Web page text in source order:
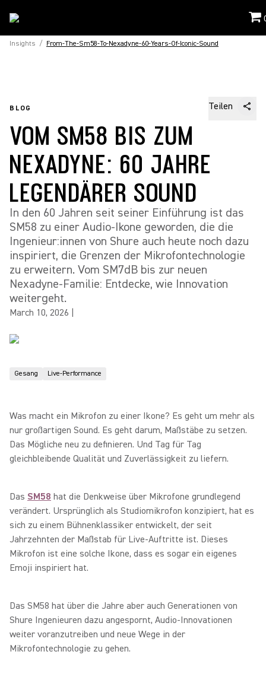
Insights / From-The-Sm58-To-Nexadyne-60-Years-Of-Iconic-Sound
BLOG Teilen
VOM SM58 BIS ZUM
NEXADYNE: 60 JAHRE
LEGENDÄRER SOUND
In den 60 Jahren seit seiner Einführung ist das
SM58 zu einer Audio-Ikone geworden, die die
Ingenieur:innen von Shure auch heute noch dazu
inspiriert, die Grenzen der Mikrofontechnologie
zu erweitern. Vom SM7dB bis zur neuen
Nexadyne-Familie: Entdecke, wie Innovation
weitergeht.
March 10, 2026
Gesang Live-Performance
Was macht ein Mikrofon zu einer Ikone? Es geht um mehr als
nur großartigen Sound. Es geht darum, Maßstäbe zu setzen.
Das Mögliche neu zu definieren. Und Tag für Tag
gleichbleibende Qualität und Zuverlässigkeit zu liefern.
Das SM58 hat die Denkweise über Mikrofone grundlegend
verändert. Ursprünglich als Studiomikrofon konzipiert, hat es
sich zu einem Bühnenklassiker entwickelt, der seit
Jahrzehnten der Maßstab für Live-Auftritte ist. Dieses
Mikrofon ist eine solche Ikone, dass es sogar ein eigenes
Emoji inspiriert hat.
Das SM58 hat über die Jahre aber auch Generationen von
Shure Ingenieuren dazu angespornt, Audio-Innovationen
weiter voranzutreiben und neue Wege in der
Mikrofontechnologie zu gehen.